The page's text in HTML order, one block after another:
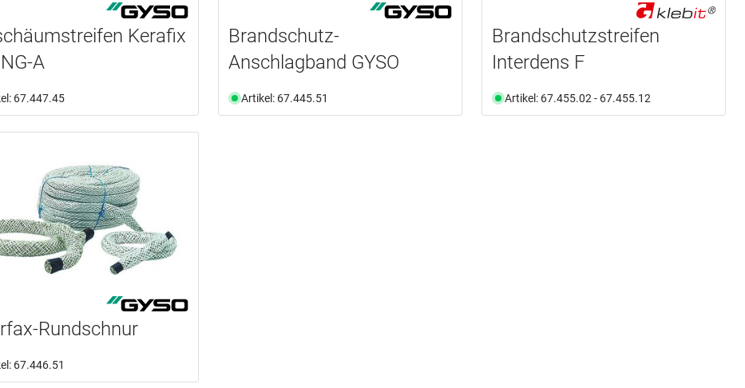
Kerafix
A
67.447.45
Brandschutz-
Anschlagband GYSO
Artikel: 67.445.51
Brandschutzstreifen
Interdens F
Artikel: 67.455.02 - 67.455.12
Rundschnur
67.446.51